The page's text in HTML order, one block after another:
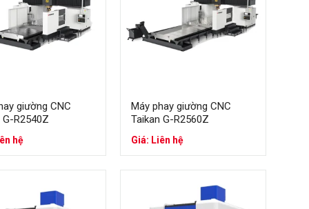
giường CNC
G-R2540Z
hệ
Máy phay giường CNC
Taikan G-R2560Z
Giá: Liên hệ